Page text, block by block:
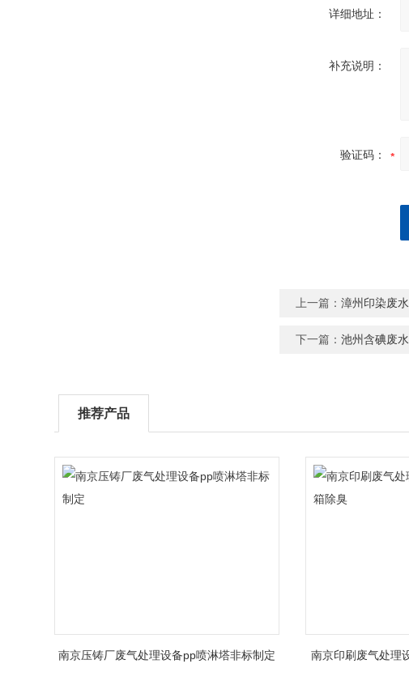
详细地址：
补充说明：
验证码：
上一篇：漳州印染废
下一篇：池州含碘废
推荐产品
南京压铸厂废气处理设备pp喷淋塔非标制定
南京印刷废气处理